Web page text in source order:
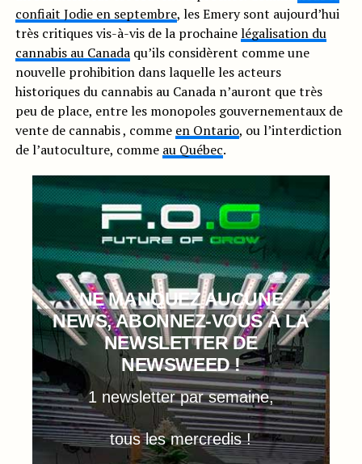
confiait Jodie en septembre, les Emery sont aujourd’hui
très critiques vis-à-vis de la prochainelégalisation du
cannabis au Canadaqu’ils considèrent comme une
nouvelle prohibition dans laquelle les acteurs
historiques du cannabis au Canada n’auront que très
peu de place, entre les monopoles gouvernementaux de
vente de cannabis , comme en Ontario, ou l’interdiction
de l’autoculture, comme au Québec.
NE MANQUEZ AUCUNE
NEWS, ABONNEZ-VOUS À LA
NEWSLETTER DE
NEWSWEED !
1 newsletter par semaine,
tous les mercredis !